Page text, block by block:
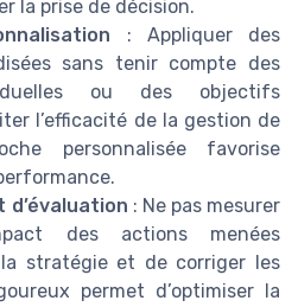
la prise de décision.
: Appliquer des
sans tenir compte des
ou des objectifs
l’efficacité de la gestion de
personnalisée favorise
d’évaluation : Ne pas mesurer
des actions menées
la stratégie et de corriger les
permet d’optimiser la